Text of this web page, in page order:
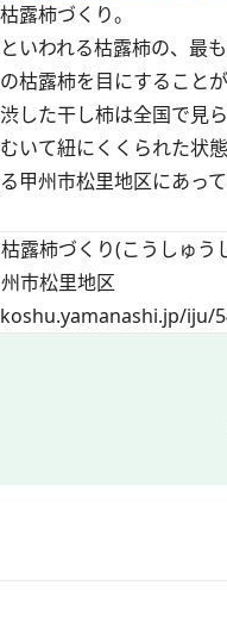
露柿づくり。
いわれる枯露柿の、最
枯露柿を目にすることが
渋した干し柿は全国で
いて紐にくくられた状
甲州市松里地区にあっ
露柿づくり(こうしゅ
市松里地区
iju/